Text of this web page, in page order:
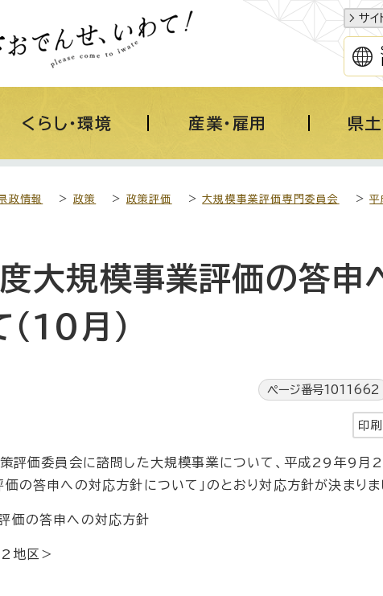
サイ
くらし・環境 産業・雇用 県土
政情報 > 政策 > 政策評価 >大規模事業評価専門委員会 >平
大規模事業評価の答申
10月）
ページ番号1011662
印刷
評価委員会に諮問した大規模事業について、平成29年9月
価の答申への対応方針について」のとおり対応方針が決まりま
価の答申への対応方針
地区＞